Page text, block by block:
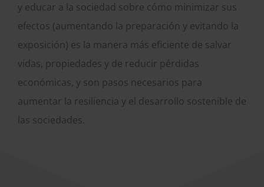
y educar a la sociedad sobre cómo minimizar sus
efectos (aumentando la preparación y evitando la
exposición) es la manera más eficiente de salvar
vidas, propiedades y de reducir pérdidas
económicas, y son pasos necesarios para
aumentar la resiliencia y el desarrollo sostenible de
las sociedades.